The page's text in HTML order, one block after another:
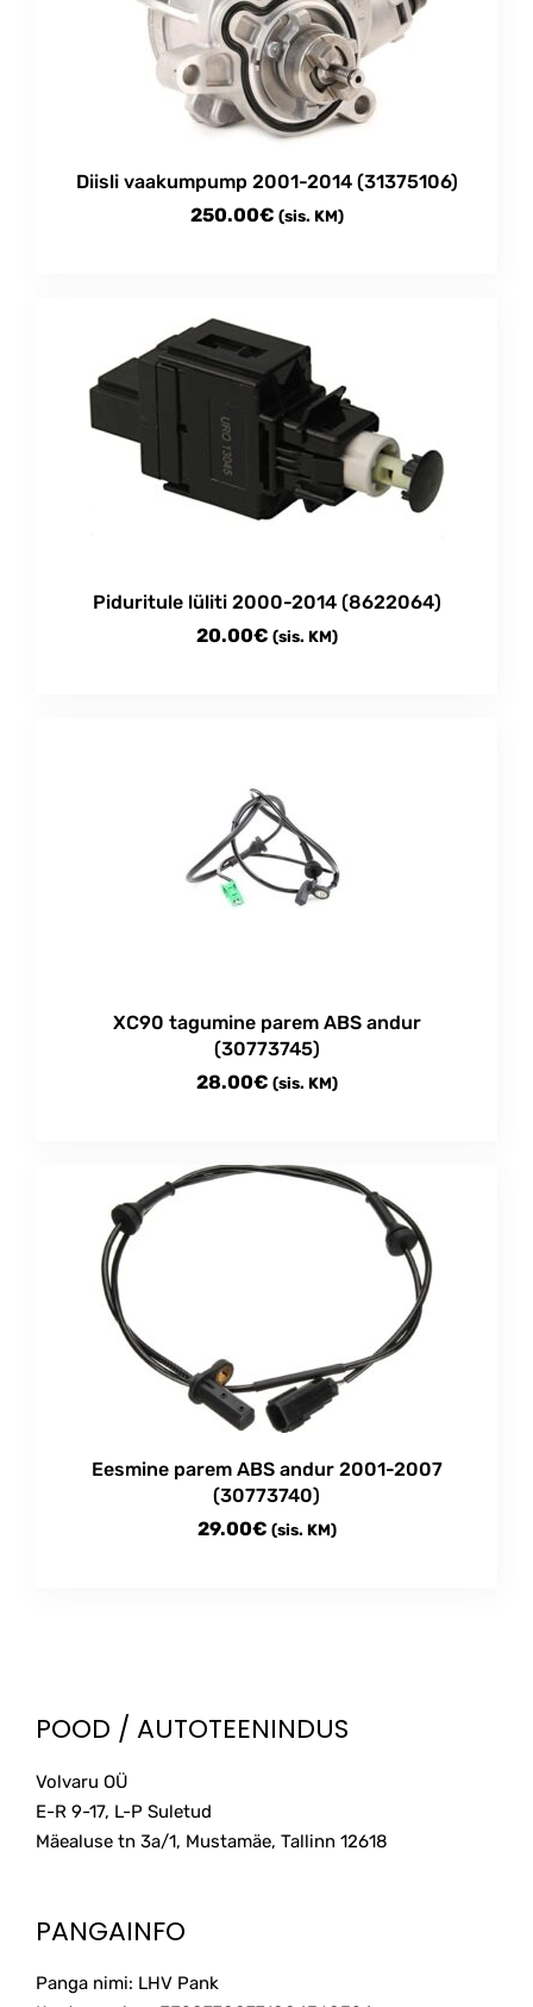
Diisli vaakumpump 2001-2014 (31375106)
250.00€ (sis. KM)
Piduritule lüliti 2000-2014 (8622064)
20.00€ (sis. KM)
XC90 tagumine parem ABS andur
(30773745)
28.00€ (sis. KM)
Eesmine parem ABS andur 2001-2007
(30773740)
29.00€ (sis. KM)
POOD / AUTOTEENINDUS
Volvaru OÜ
E-R 9-17, L-P Suletud
Mäealuse tn 3a/1, Mustamäe, Tallinn 12618
PANGAINFO
Panga nimi: LHV Pank